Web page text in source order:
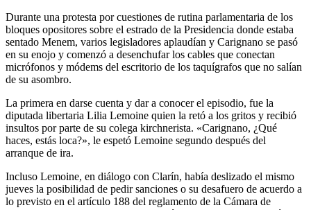
Durante una protesta por cuestiones de rutina parlamentaria de los
bloques opositores sobre el estrado de la Presidencia donde estaba
sentado Menem, varios legisladores aplaudían y Carignano se pasó
en su enojo y comenzó a desenchufar los cables que conectan
micrófonos y módems del escritorio de los taquígrafos que no salían
de su asombro.
La primera en darse cuenta y dar a conocer el episodio, fue la
diputada libertaria Lilia Lemoine quien la retó a los gritos y recibió
insultos por parte de su colega kirchnerista. «Carignano, ¿Qué
haces, estás loca?», le espetó Lemoine segundo después del
arranque de ira.
Incluso Lemoine, en diálogo con Clarín, había deslizado el mismo
jueves la posibilidad de pedir sanciones o su desafuero de acuerdo a
lo previsto en el artículo 188 del reglamento de la Cámara de